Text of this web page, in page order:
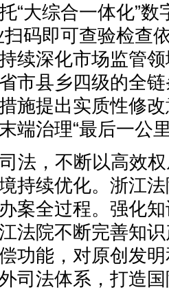
“大综合一体化”
扫码即可查验检查
续深化市场监管
市县乡四级的全
施提出实质性修
端治理“最后一公
法，不断以高效
持续优化。浙江
案全过程。强化
法院不断完善知
功能，对原创发
司法体系，打造